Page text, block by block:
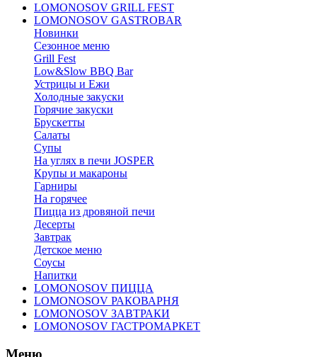
LOMONOSOV GRILL FEST
LOMONOSOV GASTROBAR
Новинки
Сезонное меню
Grill Fest
Low&Slow BBQ Bar
Устрицы и Ежи
Холодные закуски
Горячие закуски
Брускетты
Салаты
Супы
На углях в печи JOSPER
Крупы и макароны
Гарниры
На горячее
Пицца из дровяной печи
Десерты
Завтрак
Детское меню
Соусы
Напитки
LOMONOSOV ПИЦЦА
LOMONOSOV РАКОВАРНЯ
LOMONOSOV ЗАВТРАКИ
LOMONOSOV ГАСТРОМАРКЕТ
Меню